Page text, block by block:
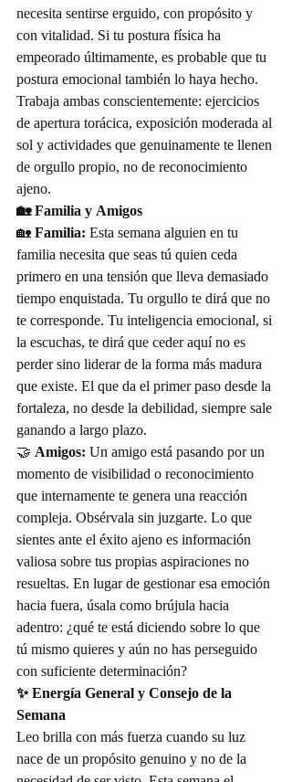
necesita sentirse erguido, con propósito y
con vitalidad. Si tu postura física ha
empeorado últimamente, es probable que tu
postura emocional también lo haya hecho.
Trabaja ambas conscientemente: ejercicios
de apertura torácica, exposición moderada al
sol y actividades que genuinamente te llenen
de orgullo propio, no de reconocimiento
ajeno.
🏡 Familia y Amigos
🏡 Familia: Esta semana alguien en tu
familia necesita que seas tú quien ceda
primero en una tensión que lleva demasiado
tiempo enquistada. Tu orgullo te dirá que no
te corresponde. Tu inteligencia emocional, si
la escuchas, te dirá que ceder aquí no es
perder sino liderar de la forma más madura
que existe. El que da el primer paso desde la
fortaleza, no desde la debilidad, siempre sale
ganando a largo plazo.
🤝 Amigos: Un amigo está pasando por un
momento de visibilidad o reconocimiento
que internamente te genera una reacción
compleja. Obsérvala sin juzgarte. Lo que
sientes ante el éxito ajeno es información
valiosa sobre tus propias aspiraciones no
resueltas. En lugar de gestionar esa emoción
hacia fuera, úsala como brújula hacia
adentro: ¿qué te está diciendo sobre lo que
tú mismo quieres y aún no has perseguido
con suficiente determinación?
✨ Energía General y Consejo de la
Semana
Leo brilla con más fuerza cuando su luz
nace de un propósito genuino y no de la